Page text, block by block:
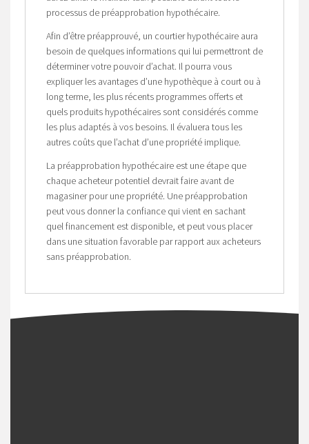
processus de préapprobation hypothécaire.
Afin d’être préapprouvé, un courtier hypothécaire aura
besoin de quelques informations qui lui permettront de
déterminer votre pouvoir d’achat. Il pourra vous
expliquer les avantages d’une hypothèque à court ou à
long terme, les plus récents programmes offerts et
quels produits hypothécaires sont considérés comme
les plus adaptés à vos besoins. Il évaluera tous les
autres coûts que l’achat d’une propriété implique.
La préapprobation hypothécaire est une étape que
chaque acheteur potentiel devrait faire avant de
magasiner pour une propriété. Une préapprobation
peut vous donner la confiance qui vient en sachant
quel financement est disponible, et peut vous placer
dans une situation favorable par rapport aux acheteurs
sans préapprobation.